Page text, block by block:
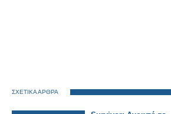
ΣΧΕΤΙΚΑ ΑΡΘΡΑ